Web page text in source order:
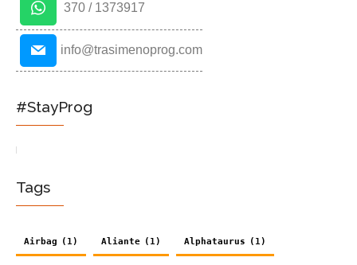
370 / 1373917
info@trasimenoprog.com
#StayProg
Tags
Airbag (1) Aliante (1) Alphataurus (1)